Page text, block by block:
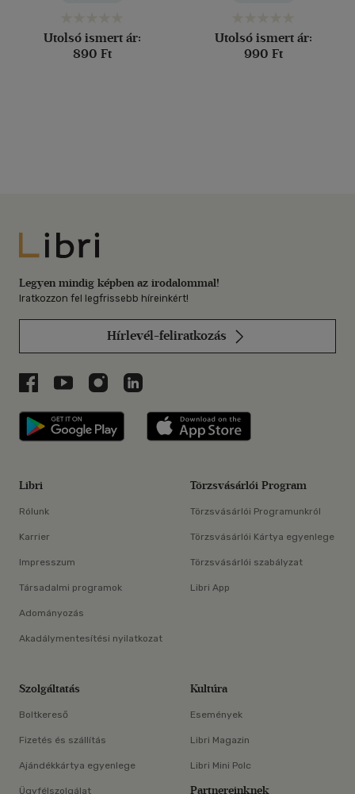
Utolsó ismert ár:
890 Ft
Utolsó ismert ár:
990 Ft
Libri
Legyen mindig képben az irodalommal!
Iratkozzon fel legfrissebb híreinkért!
Hírlevél-feliratkozás
Libri a Facebookon
Libri a Youtube-on
Libri az Instagramon
Libri a LinkedInen
Libri applikáció Szerezd meg: Google
Libri
Rólunk
Karrier
Impresszum
Társadalmi programok
Adományozás
Akadálymentesítési nyilatkozat
Törzsvásárlói Program
Törzsvásárlói Programunkról
Törzsvásárlói Kártya egyenlege
Törzsvásárlói szabályzat
Libri App
Szolgáltatás
Boltkereső
Fizetés és szállítás
Ajándékkártya egyenlege
Ügyfélszolgálat
Kultúra
Események
Libri Magazin
Libri Mini Polc
Partnereinknek